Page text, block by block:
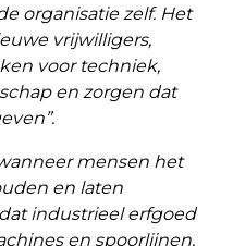
organisatie zelf. Het
vrijwilligers,
voor techniek,
en zorgen dat
mensen het
en laten
industrieel erfgoed
en spoorlijnen.